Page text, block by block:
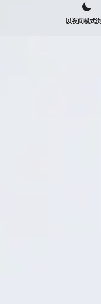
以夜间模式